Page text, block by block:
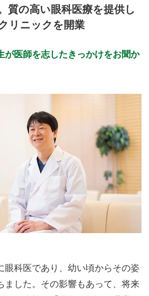
質の高い眼科医療を提供し
リニックを開業
が医師を志したきっかけをお聞か
眼科医であり、幼い頃からその姿
ました。その影響もあって、将来